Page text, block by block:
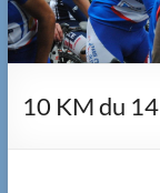
10 KM du 14